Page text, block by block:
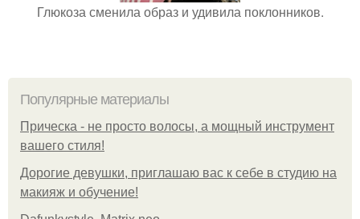
Глюкоза сменила образ и удивила поклонников.
Популярные материалы
Прическа - не просто волосы, а мощный инструмент
вашего стиля!
Дорогие девушки, приглашаю вас к себе в студию на
макияж и обучение!